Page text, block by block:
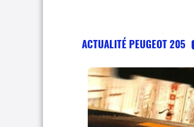
ACTUALITÉ PEUGEOT 205